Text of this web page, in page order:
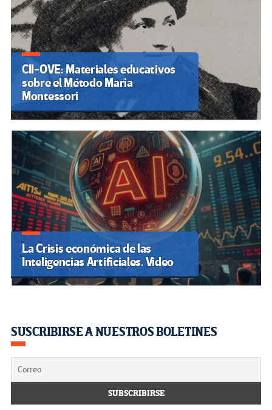
CII-OVE: Materiales educativos
sobre el Método Maria
Montessori
La Crisis económica de las
Inteligencias Artificiales. Video
SUSCRIBIRSE A NUESTROS BOLETINES